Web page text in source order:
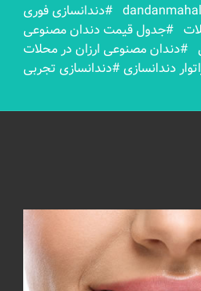
#دندانسازی فوری
#جدول قیمت دندان مصنوعی
#دندان مصنوعی ارزان در محلات
دندانسازی#دندانسازی تجربی